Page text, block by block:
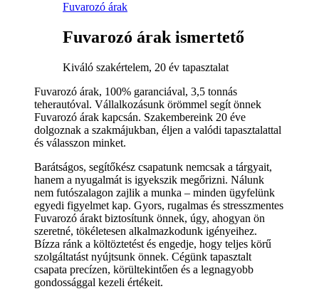
Fuvarozó árak
Fuvarozó árak ismertető
Kiváló szakértelem, 20 év tapasztalat
Fuvarozó árak, 100% garanciával, 3,5 tonnás
teherautóval. Vállalkozásunk örömmel segít önnek
Fuvarozó árak kapcsán. Szakembereink 20 éve
dolgoznak a szakmájukban, éljen a valódi tapasztalattal
és válasszon minket.
Barátságos, segítőkész csapatunk nemcsak a tárgyait,
hanem a nyugalmát is igyekszik megőrizni. Nálunk
nem futószalagon zajlik a munka – minden ügyfelünk
egyedi figyelmet kap. Gyors, rugalmas és stresszmentes
Fuvarozó árakt biztosítunk önnek, úgy, ahogyan ön
szeretné, tökéletesen alkalmazkodunk igényeihez.
Bízza ránk a költöztetést és engedje, hogy teljes körű
szolgáltatást nyújtsunk önnek. Cégünk tapasztalt
csapata precízen, körültekintően és a legnagyobb
gondossággal kezeli értékeit.